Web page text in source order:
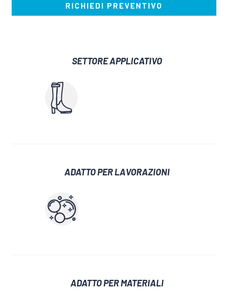
RICHIEDI PREVENTIVO
SETTORE APPLICATIVO
ADATTO PER LAVORAZIONI
ADATTO PER MATERIALI